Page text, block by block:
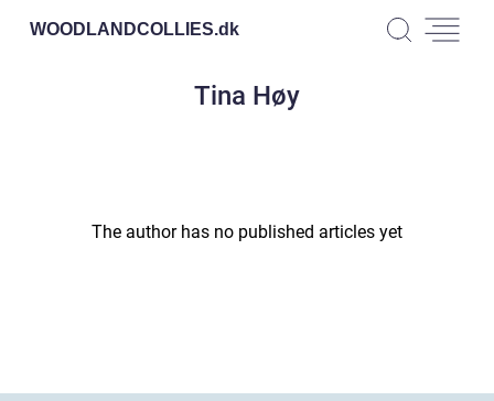
WOODLANDCOLLIES.dk
Tina Høy
The author has no published articles yet